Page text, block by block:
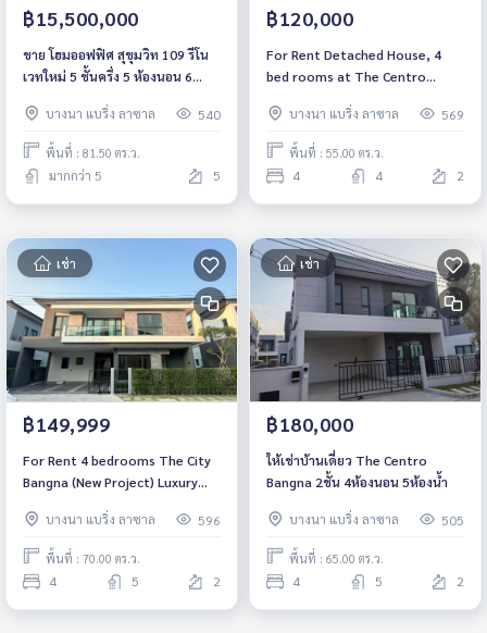
฿15,500,000
ขาย โฮมออฟฟิศ สุขุมวิท 109 รีโน
เวทใหม่ 5 ชั้นครึ่ง 5 ห้องนอน 6
บางนา แบริ่ง ลาซาล
540
พื้นที่ : 81.50 ตร.ว.
มากกว่า 5 5
฿120,000
For Rent Detached House, 4
bed rooms at The Centro
IKEA# Pet Friendly Rental THB
120,000/ Month
บางนา แบริ่ง ลาซาล 569
พื้นที่ : 55.00 ตร.ว.
4 4 2
เช่า
฿149,999
For Rent 4 bedrooms The City
Bangna (New Project) Luxury
Bangna Fully furnished Ready
to move in
บางนา แบริ่ง ลาซาล 596
พื้นที่ : 70.00 ตร.ว.
4 5 2
เช่า
฿180,000
ให้เช่าบ้านเดี่ยว The Centro
Bangna 2ชั้น 4ห้องนอน 5ห้องน้ำ
บางนา แบริ่ง ลาซาล 505
พื้นที่ : 65.00 ตร.ว.
4 5 2